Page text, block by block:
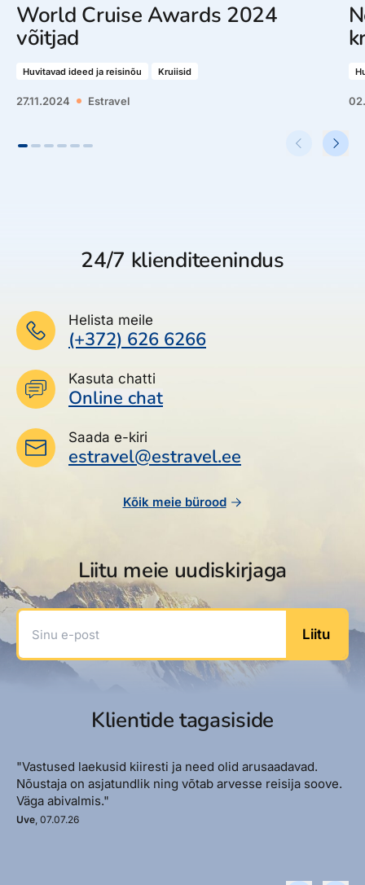
World Cruise Awards 2024
võitjad
Huvitavad ideed ja reisinõu Kruiisid
27.11.2024 Estravel
24/7 klienditeenindus
Helista meile
(+372) 626 6266
Kasuta chatti
Online chat
Saada e-kiri
estravel@estravel.ee
Kõik meie bürood
Liitu meie uudiskirjaga
Sinu e-post
Liitu
Klientide tagasiside
"Vastused laekusid kiiresti ja need olid arusaadavad.
Nõustaja on asjatundlik ning võtab arvesse reisija soove.
Väga abivalmis."
Uve, 07.07.26